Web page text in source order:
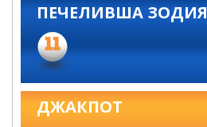
ПЕЧЕЛИВШA ЗОДИЯ
11
ДЖАКПОТ